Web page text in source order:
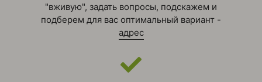
"вживую", задать вопросы, подскажем и
подберем для вас оптимальный вариант -
адрес